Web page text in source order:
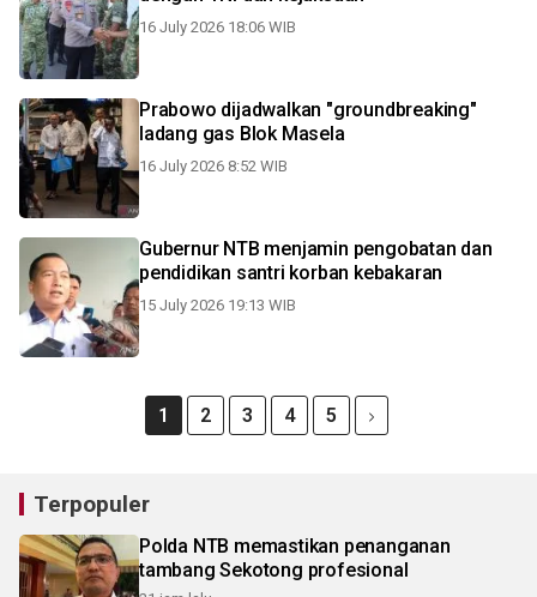
16 July 2026 18:06 WIB
Prabowo dijadwalkan "groundbreaking"
ladang gas Blok Masela
16 July 2026 8:52 WIB
Gubernur NTB menjamin pengobatan dan
pendidikan santri korban kebakaran
15 July 2026 19:13 WIB
1 2 3 4 5
Terpopuler
Polda NTB memastikan penanganan
tambang Sekotong profesional